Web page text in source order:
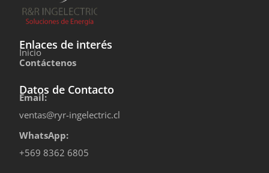
Enlaces de interés
Inicio
Contáctenos
Datos de Contacto
Email:
ventas@ryr-ingelectric.cl
WhatsApp:
+569 8362 6805